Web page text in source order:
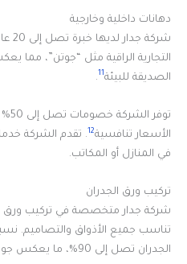
دهانات داخلية وخارجية
التجارية الراقية مثل “جوتن”، مما
الصديقة للبيئة11
.
الأسعار تنافسية12. تقدم الشركة
في المنازل أو المكاتب.
تركيب ورق الجدران
شركة جدار متخصصة في تركيب ورق
تناسب جميع الأذواق والتصاميم.
الجدران تصل إلى 90%، ما يعكس جودة الخدمة